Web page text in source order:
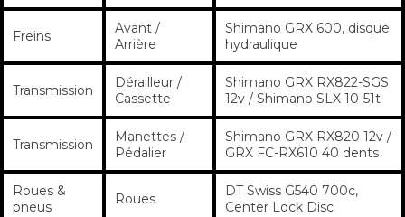
Freins
Avant /
Arrière
Shimano GRX 600, disque
hydraulique
Transmission
Dérailleur /
Cassette
Shimano GRX RX822-SGS
12v / Shimano SLX 10-51t
Transmission
Manettes /
Pédalier
Shimano GRX RX820 12v /
GRX FC-RX610 40 dents
Roues &
pneus
Roues
DT Swiss G540 700c,
Center Lock Disc